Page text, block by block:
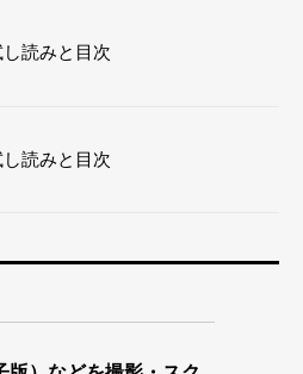
読みと目次
読みと目次